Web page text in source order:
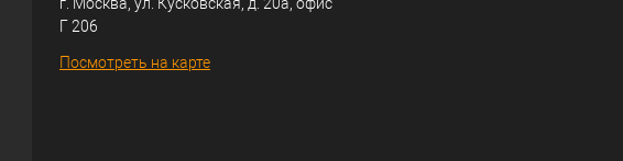
Г 206
Посмотреть на карте